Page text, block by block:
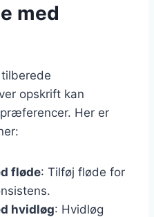
med
opskrift kan
Her er
fløde: Tilføj fløde for
hvidløg: Hvidløg